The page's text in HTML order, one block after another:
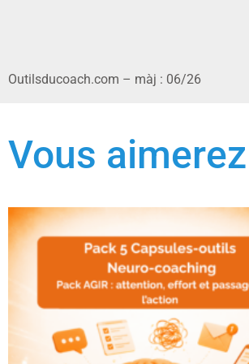
Outilsducoach.com – màj : 06/26
Vous